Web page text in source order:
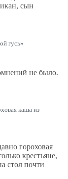
сын
гусь»
не было.
каша из
гороховая
крестьяне,
стол почти